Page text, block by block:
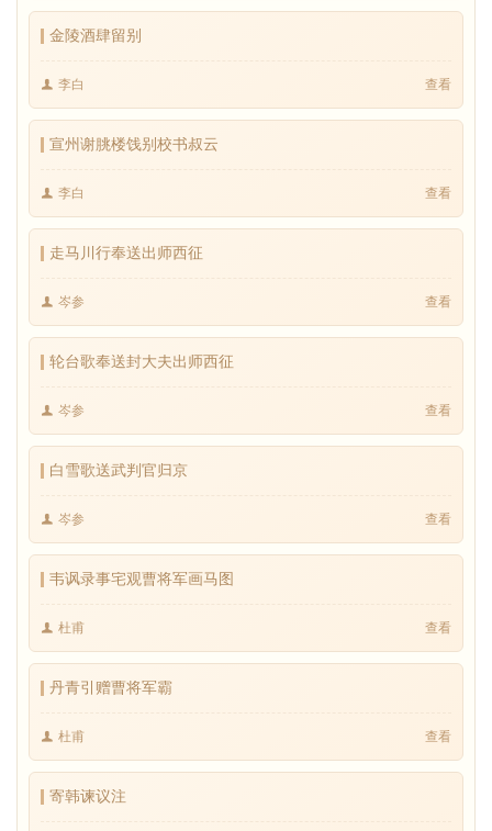
金陵酒肆留别
李白 查看
宣州谢朓楼饯别校书叔云
李白 查看
走马川行奉送出师西征
岑参 查看
轮台歌奉送封大夫出师西征
岑参 查看
白雪歌送武判官归京
岑参 查看
韦讽录事宅观曹将军画马图
杜甫 查看
丹青引赠曹将军霸
杜甫 查看
寄韩谏议注